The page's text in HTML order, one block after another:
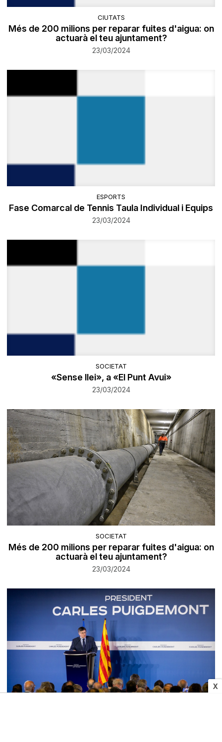
X
CIUTATS
Més de 200 milions per reparar fuites d'aigua: on
actuarà el teu ajuntament?
23/03/2024
ESPORTS
Fase Comarcal de Tennis Taula Individual i Equips
23/03/2024
SOCIETAT
«Sense llei», a «El Punt Avui»
23/03/2024
SOCIETAT
Més de 200 milions per reparar fuites d'aigua: on
actuarà el teu ajuntament?
23/03/2024